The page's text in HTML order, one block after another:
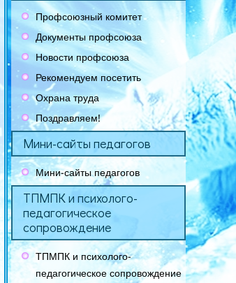
Профсоюзный комитет
Документы профсоюза
Новости профсоюза
Рекомендуем посетить
Охрана труда
Поздравляем!
Мини-сайты педагогов
Мини-сайты педагогов
ТПМПК и психолого-
педагогическое
сопровождение
ТПМПК и психолого-
педагогическое сопровождение